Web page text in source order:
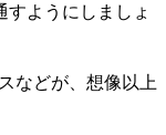
ようにしましょ
などが、想像以上